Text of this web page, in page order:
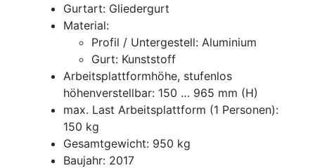
Gurtart: Gliedergurt
Material:
Profil / Untergestell: Aluminium
Gurt: Kunststoff
Arbeitsplattformhöhe, stufenlos
höhenverstellbar: 150 … 965 mm (H)
max. Last Arbeitsplattform (1 Personen):
150 kg
Gesamtgewicht: 950 kg
Baujahr: 2017